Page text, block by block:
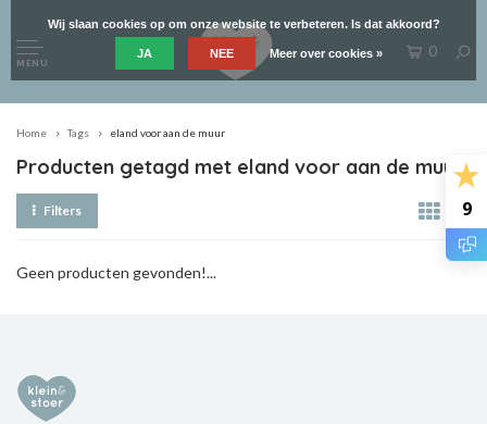
9
MENU
0
Home Tags eland voor aan de muur
Producten getagd met eland voor aan de muur
Filters
Geen producten gevonden!...
Wij slaan cookies op om onze website te verbeteren. Is dat akkoord?
JA NEE Meer over cookies »